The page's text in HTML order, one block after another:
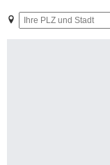
Ihre
PLZ